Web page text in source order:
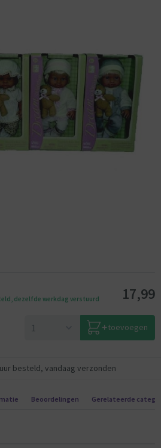
schattige meisjespoppen, de poppen
lieve berenknuffel.
van een assortiment en wordt geleverd
Vooraf is niet te bepalen welk type /
in het veld commentaar voor de
garantie.
dezelfde werkdag verstuurd
17,99
toevoegen
besteld, vandaag verzonden
Beoordelingen Gerelateerde